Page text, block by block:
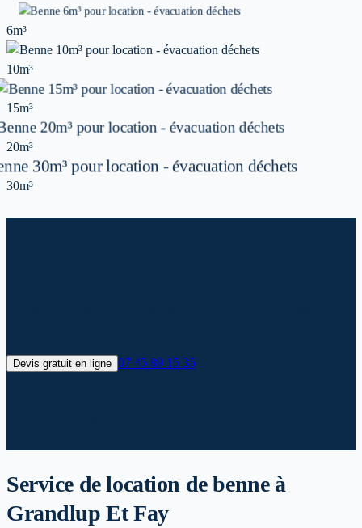
6m³
10m³
15m³
20m³
30m³
Devis gratuit en ligne 07 45 89 15 35
Service de location de benne à
Grandlup Et Fay